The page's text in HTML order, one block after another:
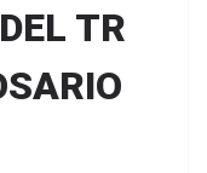
TR